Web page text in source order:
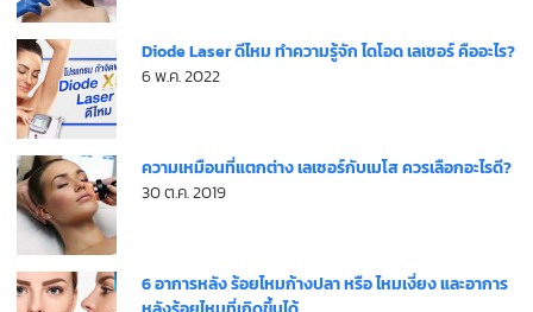
Diode Laser ดีไหม ทำความรู้จัก ไดโอด เลเซอร์ คืออะไร?
6 พ.ค. 2022
ความเหมือนที่แตกต่าง เลเซอร์กับเมโส ควรเลือกอะไรดี?
30 ต.ค. 2019
6 อาการหลัง ร้อยไหมก้างปลา หรือ ไหมเงี่ยง และอาการ